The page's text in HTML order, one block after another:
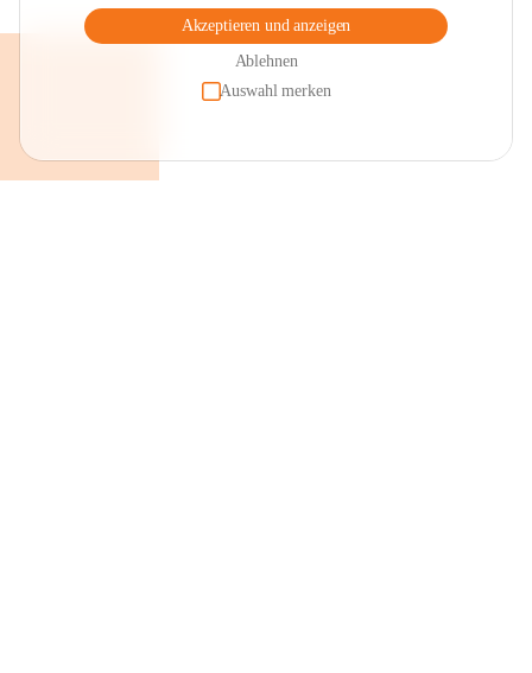
Akzeptieren und anzeigen
Ablehnen
Auswahl merken